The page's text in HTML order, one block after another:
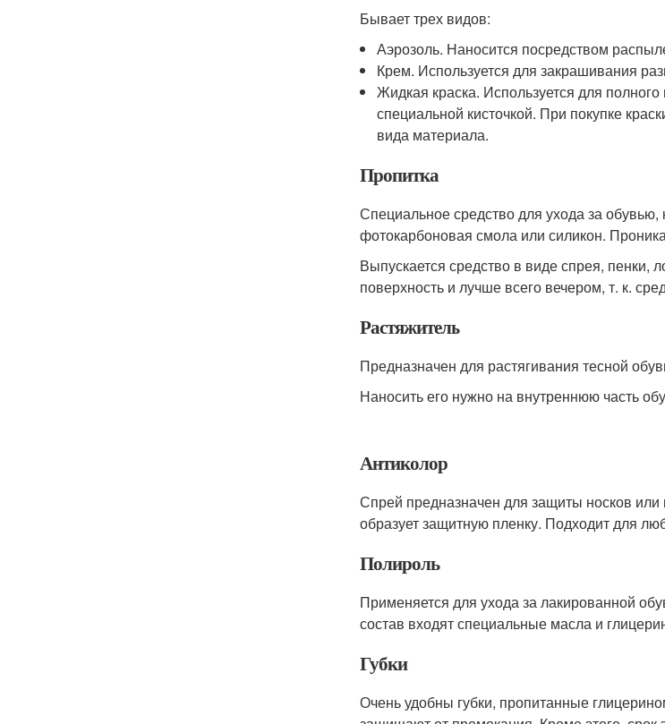
Бывает трех видов:
Аэрозоль. Наносится посредством
Крем. Используется для закрашивания
Жидкая краска. Используется для
специальной кисточкой. При покупке
вида материала.
Пропитка
Специальное средство для ухода за
фотокарбоновая смола или силикон.
Выпускается средство в виде спрея, пенки,
поверхность и лучше всего вечером, т. к.
Растяжитель
Предназначен для растягивания тесной
Наносить его нужно на внутреннюю часть
Антиколор
Спрей предназначен для защиты носков
образует защитную пленку. Подходит для
Полироль
Применяется для ухода за лакированной
состав входят специальные масла и
Губки
Очень удобны губки, пропитанные